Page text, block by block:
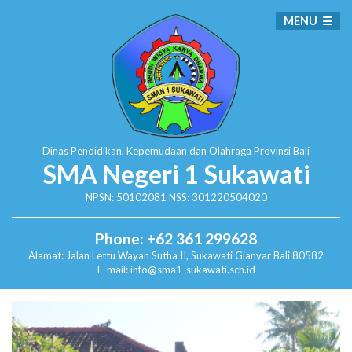
Dinas Pendidikan, Kepemudaan dan Olahraga Provinsi Bali
SMA Negeri 1 Sukawati
NPSN: 50102081 NSS: 301220504020
Phone: +62 361 299628
Alamat: Jalan Lettu Wayan Sutha II, SukawatiGianyar Bali 80582
E-mail: info@sma1-sukawati.sch.id
MENU